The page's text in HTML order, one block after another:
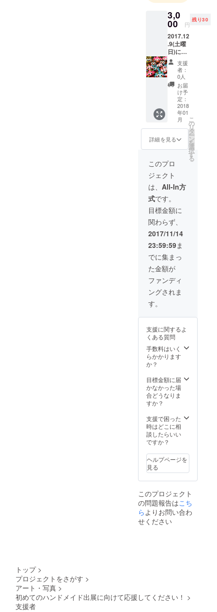
3,0
00 円
残り30
2017.12
.9(土曜
日)に行
われる
ハンド
メイド
イベン
ト終了
後に順
次お礼
のお手
紙を書
いて送
らせて
いただ
す。ど
んなイ
ベント
であっ
たのか
もお知
らせし
たいと
思いま
す。
支援
者：
0人
お届
け予
定：
2018
年01
月
詳細を見る
こ
の
リ
タ
ー
ン
を
選
択
す
る
このプロ
ジェクト
は、 All-In方
式です。
目標金額に
関わらず、
2017/11/14
23:59:59ま
でに集まっ
た金額が
ファンディ
ングされま
す。
支援に関するよ
くある質問
手数料はいく
らかかります
か？
目標金額に届
かなかった場
合どうなりま
すか？
支援で困った
時はどこに相
談したらいい
ですか？
ヘルプページを
見る
このプロジェクト
の問題報告はこち
らよりお問い合わ
せください
トップ >
プロジェクトをさがす >
アート・写真 >
初めてのハンドメイド出展に向けて応援してください！ >
支援者